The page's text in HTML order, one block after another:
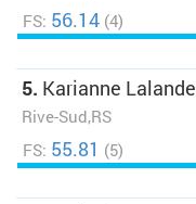
FS: 56.14 (4)
5. Karianne Lalande
Rive-Sud,RS
FS: 55.81 (5)